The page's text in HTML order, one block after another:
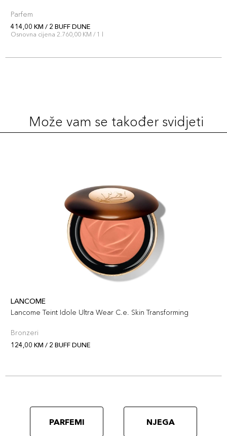
Parfem
414,00 KM / 2 BUFF DUNE
Osnovna cijena 2.760,00 KM / 1 l
Može vam se također svidjeti
LANCOME
Lancome Teint Idole Ultra Wear C.e. Skin Transforming
Bronzeri
124,00 KM / 2 BUFF DUNE
PARFEMI NJEGA